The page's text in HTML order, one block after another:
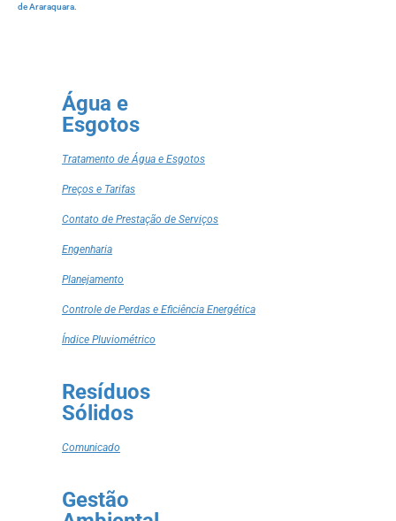
de Araraquara.
Água e
Esgotos
Tratamento de Água e Esgotos
Preços e Tarifas
Contato de Prestação de Serviços
Engenharia
Planejamento
Controle de Perdas e Eficiência Energética
Índice Pluviométrico
Resíduos
Sólidos
Comunicado
Gestão